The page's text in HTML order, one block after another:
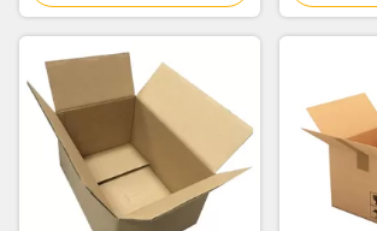
d'expédition de logo